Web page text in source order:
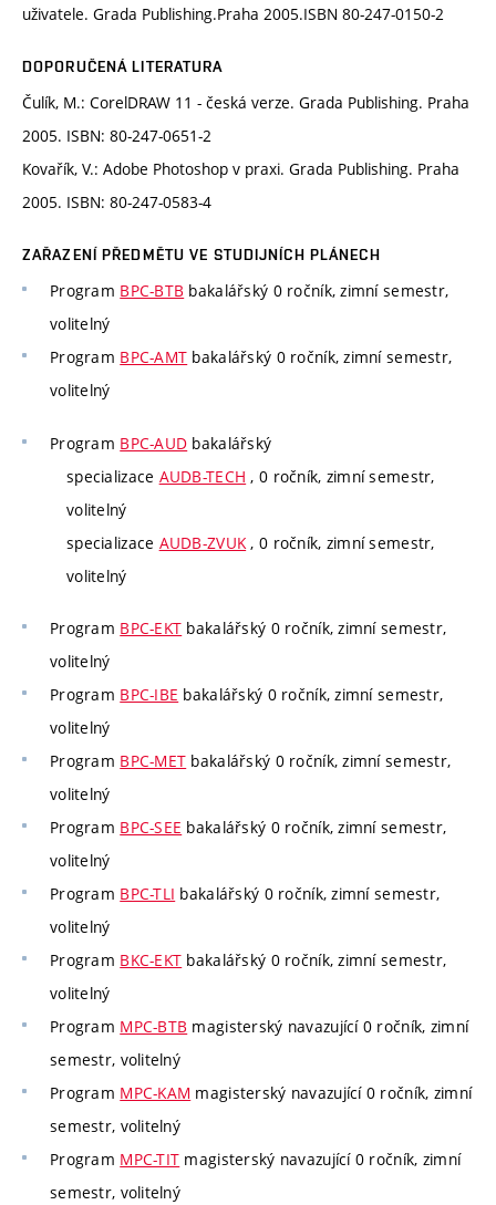
uživatele. Grada Publishing.Praha 2005.ISBN 80-247-0150-2
DOPORUČENÁ LITERATURA
Čulík, M.: CorelDRAW 11 - česká verze. Grada Publishing. Praha
2005. ISBN: 80-247-0651-2
Kovařík, V.: Adobe Photoshop v praxi. Grada Publishing. Praha
2005. ISBN: 80-247-0583-4
ZAŘAZENÍ PŘEDMĚTU VE STUDIJNÍCH PLÁNECH
Program BPC-BTB bakalářský 0 ročník, zimní semestr,
volitelný
Program BPC-AMT bakalářský 0 ročník, zimní semestr,
volitelný
Program BPC-AUD bakalářský
specializace AUDB-TECH , 0 ročník, zimní semestr,
volitelný
specializace AUDB-ZVUK , 0 ročník, zimní semestr,
volitelný
Program BPC-EKT bakalářský 0 ročník, zimní semestr,
volitelný
Program BPC-IBE bakalářský 0 ročník, zimní semestr,
volitelný
Program BPC-MET bakalářský 0 ročník, zimní semestr,
volitelný
Program BPC-SEE bakalářský 0 ročník, zimní semestr,
volitelný
Program BPC-TLI bakalářský 0 ročník, zimní semestr,
volitelný
Program BKC-EKT bakalářský 0 ročník, zimní semestr,
volitelný
Program MPC-BTB magisterský navazující 0 ročník, zimní
semestr, volitelný
Program MPC-KAM magisterský navazující 0 ročník, zimní
semestr, volitelný
Program MPC-TIT magisterský navazující 0 ročník, zimní
semestr, volitelný